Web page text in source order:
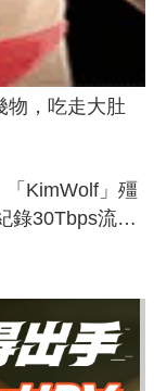
物，吃走大肚
「KimWolf」殭
錄30Tbps流量